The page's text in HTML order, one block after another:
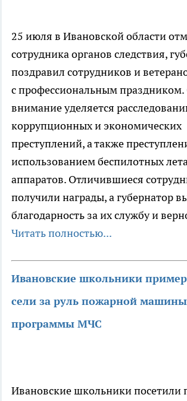
25 июля в Ивановской области
сотрудника органов следствия,
поздравил сотрудников и
с профессиональным праздником.
внимание уделяется
коррупционных и экономических
преступлений, а также
использованием беспилотных
аппаратов. Отличившиеся
получили награды, а губернатор
благодарность за их службу и
Читать полностью...
Ивановские школьники
сели за руль пожарной
программы МЧС
Ивановские школьники посетили